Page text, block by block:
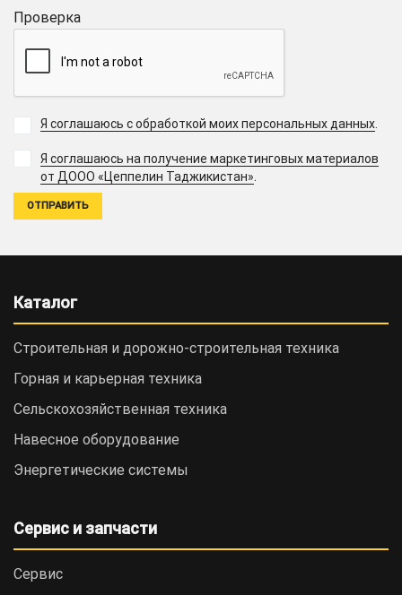
Проверка
Я соглашаюсь с обработкой моих персональных данных.
Я соглашаюсь на получение маркетинговых материалов
от ДООО «Цеппелин Таджикистан».
Каталог
Строительная и дорожно-cтроительная техника
Горная и карьерная техника
Сельскохозяйственная техника
Навесное оборудование
Энергетические системы
Сервис и запчасти
Сервис